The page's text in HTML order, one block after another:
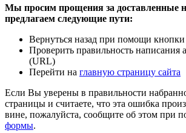
Мы просим прощения за доставленные
предлагаем следующие пути:
Вернуться назад при помощи кнопки
Проверить правильность написания
(URL)
Перейти на главную страницу сайта
Если Вы уверены в правильности
страницы и считаете, что эта ошибка
вине, пожалуйста, сообщите об этом при
формы.